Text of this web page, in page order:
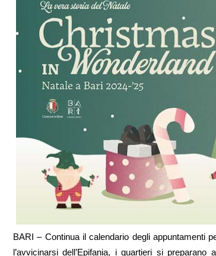
BARI – Continua il calendario degli appuntamenti
l’avvicinarsi dell’Epifania, i quartieri si